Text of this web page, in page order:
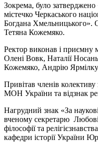
Зокрема, було
містечко Черкаського
Богдана Хмельницького».
Тетяна Кожемяко.
Ректор виконав і приємну
Олені Вовк, Наталії
Кожемяко, Андрію
Привітав членів
МОН України та відзнак
Нагрудний знак «За
вченому секретарю
філософії та
кафедри історії України